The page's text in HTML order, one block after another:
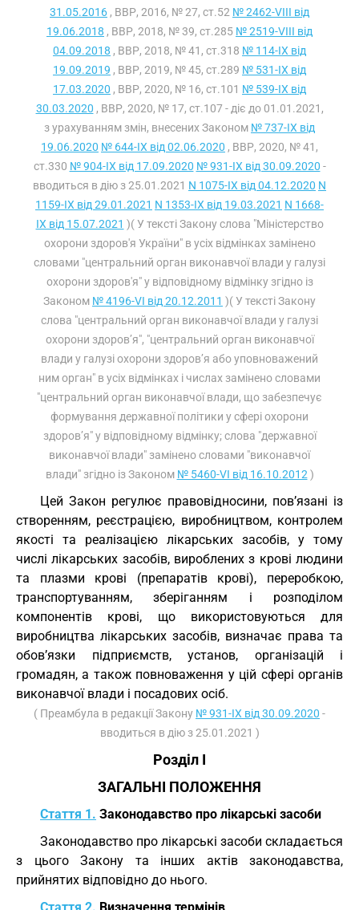
31.05.2016 , ВВР, 2016, № 27, ст.52 № 2462-VIII від
19.06.2018 , ВВР, 2018, № 39, ст.285 № 2519-VIII від
04.09.2018 , ВВР, 2018, № 41, ст.318 № 114-IX від
19.09.2019 , ВВР, 2019, № 45, ст.289 № 531-IX від
17.03.2020 , ВВР, 2020, № 16, ст.101 № 539-IX від
30.03.2020 , ВВР, 2020, № 17, ст.107 - діє до 01.01.2021,
з урахуванням змін, внесених Законом № 737-IX від
19.06.2020 № 644-IX від 02.06.2020 , ВВР, 2020, № 41,
ст.330 № 904-IX від 17.09.2020 № 931-IX від 30.09.2020 -
вводиться в дію з 25.01.2021 N 1075-IX від 04.12.2020 N
1159-IX від 29.01.2021 N 1353-IX від 19.03.2021 N 1668-
IX від 15.07.2021 )( У тексті Закону слова "Міністерство
охорони здоров'я України" в усіх відмінках замінено
словами "центральний орган виконавчої влади у галузі
охорони здоров'я" у відповідному відмінку згідно із
Законом № 4196-VI від 20.12.2011 )( У тексті Закону
слова "центральний орган виконавчої влади у галузі
охорони здоров’я", "центральний орган виконавчої
влади у галузі охорони здоров’я або уповноважений
ним орган" в усіх відмінках і числах замінено словами
"центральний орган виконавчої влади, що забезпечує
формування державної політики у сфері охорони
здоров’я" у відповідному відмінку; слова "державної
виконавчої влади" замінено словами "виконавчої
влади" згідно із Законом № 5460-VI від 16.10.2012 )
Цей Закон регулює правовідносини, пов’язані із
створенням, реєстрацією, виробництвом, контролем
якості та реалізацією лікарських засобів, у тому
числі лікарських засобів, вироблених з крові людини
та плазми крові (препаратів крові), переробкою,
транспортуванням, зберіганням і розподілом
компонентів крові, що використовуються для
виробництва лікарських засобів, визначає права та
обов’язки підприємств, установ, організацій і
громадян, а також повноваження у цій сфері органів
виконавчої влади і посадових осіб.
( Преамбула в редакції Закону № 931-IX від 30.09.2020 -
вводиться в дію з 25.01.2021 )
Розділ I
ЗАГАЛЬНІ ПОЛОЖЕННЯ
Стаття 1. Законодавство про лікарські засоби
Законодавство про лікарські засоби складається
з цього Закону та інших актів законодавства,
прийнятих відповідно до нього.